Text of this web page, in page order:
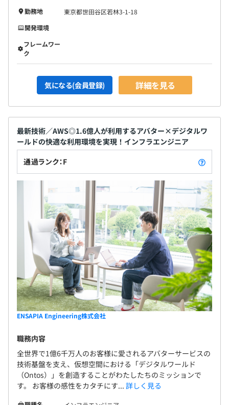
BigQuery、Embulk
半期ごとの目標設定、振り返りによる評価をおこなってい
エンジニアは、スペシャリストとしてのキャリアとマネジ
メントや企画よりのキャリアの2パターンが用意されてい
ます。
エンジニアは約200名ほど在籍しています。
クライアント40％、サーバサイド30％、フロント10名、
インフラ10名、ビリング6名、その他
平均5名～20名で開発をおこなっております。
1プロジェクトの単位期間はおよそ6カ月〜1年くらいで
勤務地
東京都世田谷区若林3-1-18
開発環境
フレームワー
ク
気になる(会員登録) 詳細を見る
最新技術／AWS◎1.6億人が利用するアバター×デジタルワ
ールドの快適な利用環境を実現！インフラエンジニア
通過ランク：F
ENSAPIA Engineering株式会社
職務内容
全世界で1億6千万人のお客様に愛されるアバターサービスの
技術基盤を支え、仮想空間における「デジタルワールド
（Ontos）」を創造することがわたしたちのミッションで
す。 お客様の感性をカタチにす... 詳しく見る